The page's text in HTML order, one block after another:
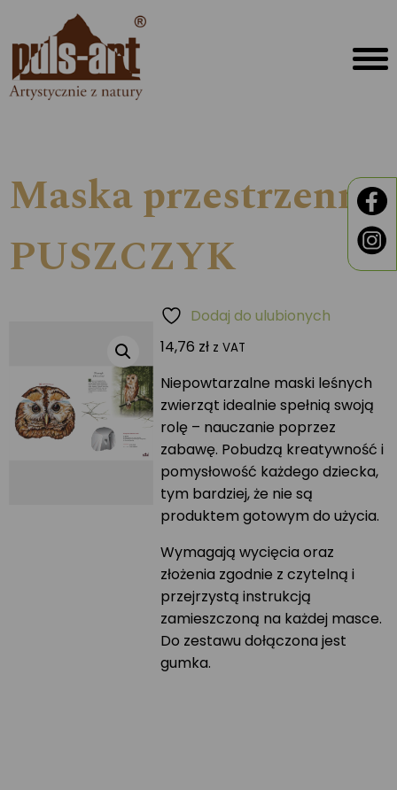
Maska przestrzenna
PUSZCZYK
14,76 zł z VAT
Niepowtarzalne maski leśnych
zwierząt idealnie spełnią swoją
rolę – nauczanie poprzez
zabawę. Pobudzą kreatywność i
pomysłowość każdego dziecka,
tym bardziej, że nie są
produktem gotowym do użycia.
Wymagają wycięcia oraz
złożenia zgodnie z czytelną i
przejrzystą instrukcją
zamieszczoną na każdej masce.
Do zestawu dołączona jest
gumka.
Dodaj do ulubionych